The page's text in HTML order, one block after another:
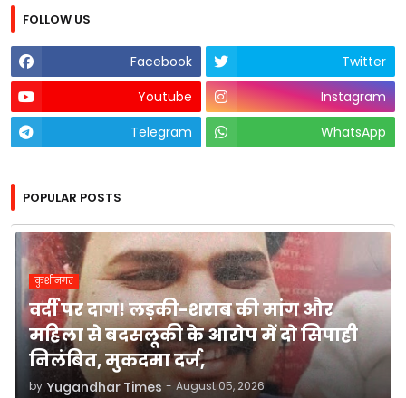
FOLLOW US
Facebook
Twitter
Youtube
Instagram
Telegram
WhatsApp
POPULAR POSTS
कुशीनगर
वर्दी पर दाग! लड़की-शराब की मांग और
महिला से बदसलूकी के आरोप में दो सिपाही
निलंबित, मुकदमा दर्ज,
by Yugandhar Times - August 05, 2026